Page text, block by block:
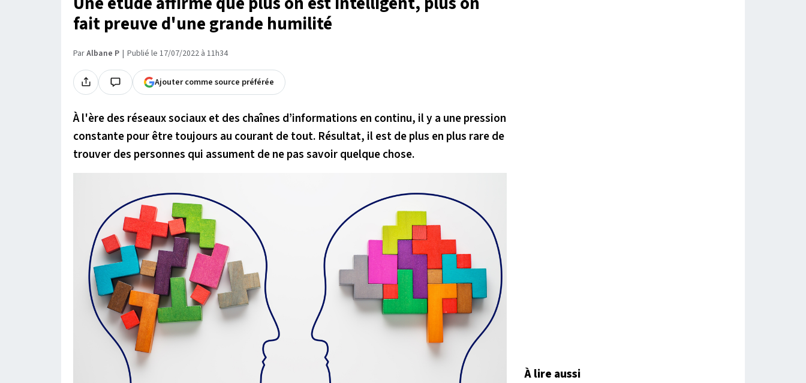
fait preuve d'une grande humilité
ParAlbane P Publié le 17/07/2022 à 11h34
Ajouter comme source préférée
À l'ère des réseaux sociaux et des chaînes d’informations en continu, il y a une pression
constante pour être toujours au courant de tout. Résultat, il est de plus en plus rare de
trouver des personnes qui assument de ne pas savoir quelque chose.
À lire aussi